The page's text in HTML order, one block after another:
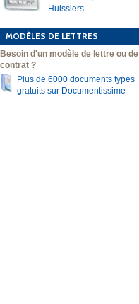
Huissiers.
MODÈLES DE LETTRES
Besoin d'un modèle de lettre ou de
contrat ?
Plus de 6000 documents types
gratuits sur Documentissime